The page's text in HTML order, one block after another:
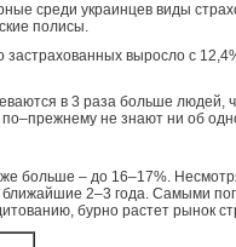
среди украинцев виды
полисы.
выросло с
в 3 раза больше
не знают ни об
больше – до 16–17%.
ближайшие 2–3 года. Самыми
бурно растет рынок